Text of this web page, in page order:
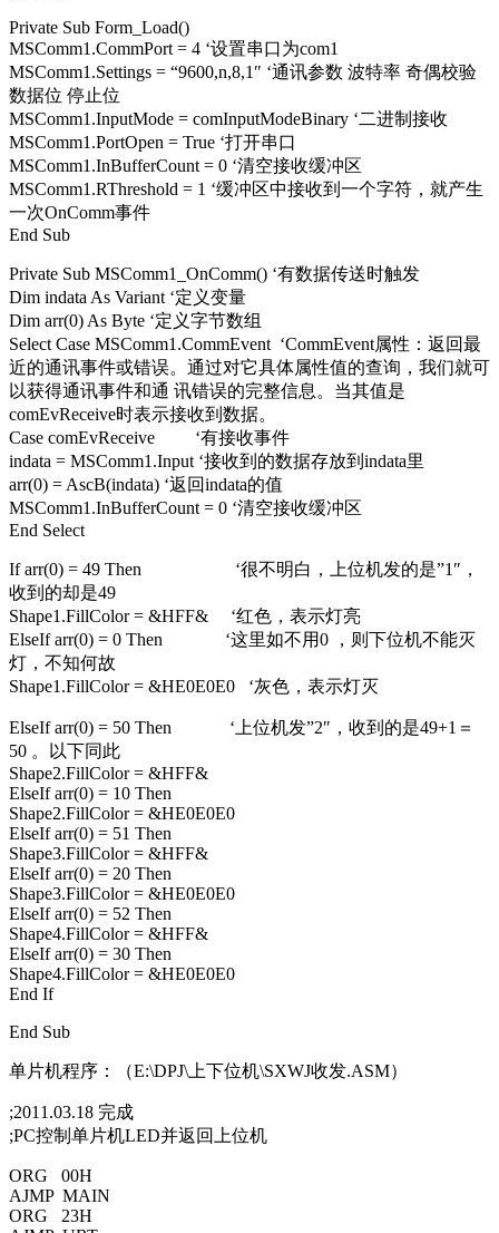
Private Sub Form_Load()
MSComm1.CommPort = 4 ‘设置串口为com1
MSComm1.Settings = “9600,n,8,1″ ‘通讯参数 波特率 奇偶校验
数据位 停止位
MSComm1.InputMode = comInputModeBinary ‘二进制接收
MSComm1.PortOpen = True ‘打开串口
MSComm1.InBufferCount = 0 ‘清空接收缓冲区
MSComm1.RThreshold = 1 ‘缓冲区中接收到一个字符，就产生
一次OnComm事件
End Sub
Private Sub MSComm1_OnComm() ‘有数据传送时触发
Dim indata As Variant ‘定义变量
Dim arr(0) As Byte ‘定义字节数组
Select Case MSComm1.CommEvent ‘CommEvent属性：返回最
近的通讯事件或错误。通过对它具体属性值的查询，我们就可
以获得通讯事件和通 讯错误的完整信息。当其值是
comEvReceive时表示接收到数据。
Case comEvReceive ‘有接收事件
indata = MSComm1.Input ‘接收到的数据存放到indata里
arr(0) = AscB(indata) ‘返回indata的值
MSComm1.InBufferCount = 0 ‘清空接收缓冲区
End Select
If arr(0) = 49 Then ‘很不明白，上位机发的是”1″，
收到的却是49
Shape1.FillColor = &HFF& ‘红色，表示灯亮
ElseIf arr(0) = 0 Then ‘这里如不用0 ，则下位机不能灭
灯，不知何故
Shape1.FillColor = &HE0E0E0 ‘灰色，表示灯灭
ElseIf arr(0) = 50 Then ‘上位机发”2″，收到的是49+1＝
50 。以下同此
Shape2.FillColor = &HFF&
ElseIf arr(0) = 10 Then
Shape2.FillColor = &HE0E0E0
ElseIf arr(0) = 51 Then
Shape3.FillColor = &HFF&
ElseIf arr(0) = 20 Then
Shape3.FillColor = &HE0E0E0
ElseIf arr(0) = 52 Then
Shape4.FillColor = &HFF&
ElseIf arr(0) = 30 Then
Shape4.FillColor = &HE0E0E0
End If
End Sub
单片机程序：（E:\DPJ\上下位机\SXWJ收发.ASM）
;2011.03.18 完成
;PC控制单片机LED并返回上位机
ORG 00H
AJMP MAIN
ORG 23H